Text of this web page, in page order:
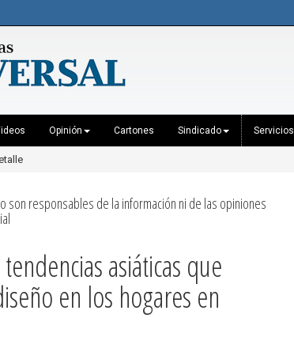
Opinión Cartones Sindicado Servicios
no son responsables de la información ni de las opiniones
asiáticas que
en los hogares en